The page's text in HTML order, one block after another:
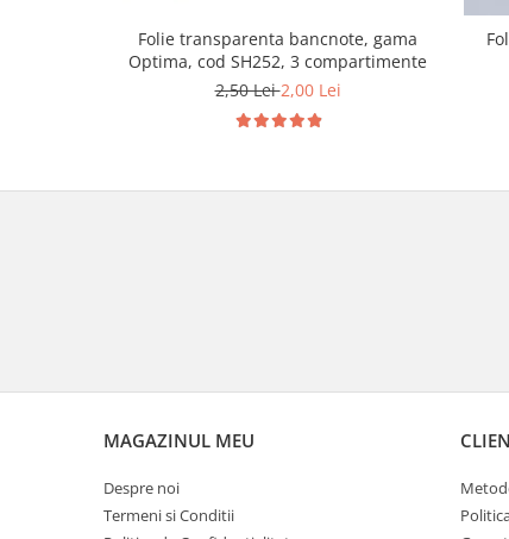
Folie transparenta bancnote, gama
Optima, cod SH252, 3 compartimente
2,50 Lei2,00 Lei
MAGAZINUL MEU
Despre noi
Termeni si Conditii